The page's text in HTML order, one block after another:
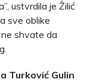
ustvrdila je Žilić
sve oblike
shvate da
Turković Gulin